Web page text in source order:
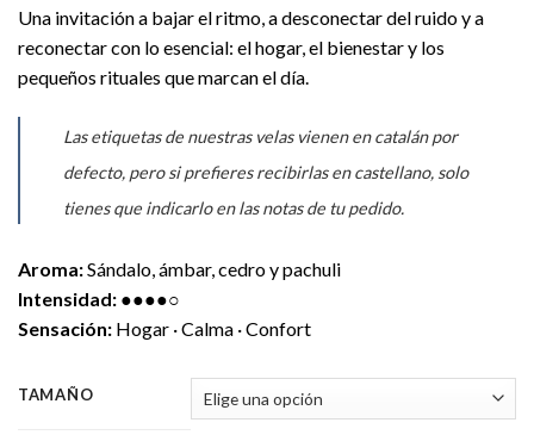
Una invitación a bajar el ritmo, a desconectar del ruido y a
reconectar con lo esencial: el hogar, el bienestar y los
pequeños rituales que marcan el día.
Las etiquetas de nuestras velas vienen en catalán por
defecto, pero si prefieres recibirlas en castellano, solo
tienes que indicarlo en las notas de tu pedido.
Aroma:Sándalo, ámbar, cedro y pachuli
Intensidad: ●●●●○
Sensación: Hogar · Calma · Confort
TAMAÑO